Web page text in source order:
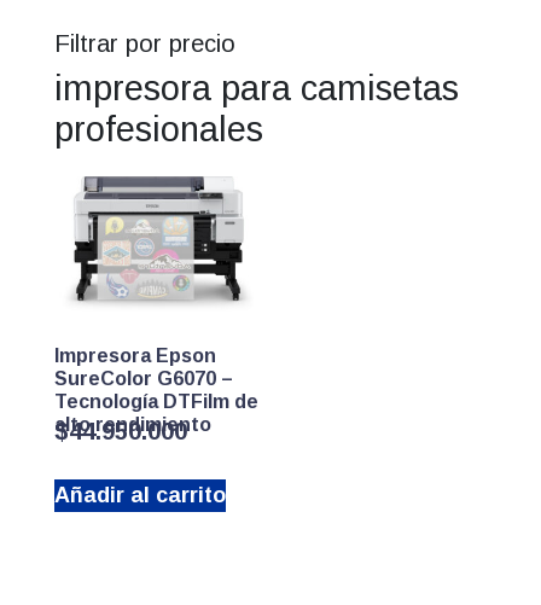
Filtrar por precio
impresora para camisetas
profesionales
Impresora Epson
SureColor G6070 –
Tecnología DTFilm de
alto rendimiento
$44.950.000
Añadir al carrito